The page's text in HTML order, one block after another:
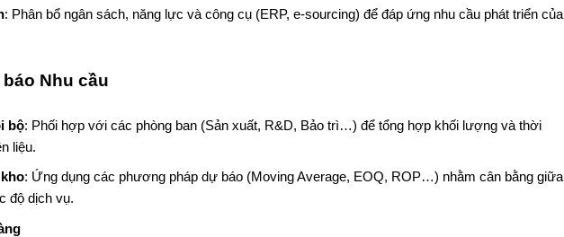
: Phân bổ ngân sách, năng lực và công cụ (ERP, e-sourcing) để đáp ứng nhu cầu phát triển của
Nhu cầu
bộ: Phối hợp với các phòng ban (Sản xuất, R&D, Bảo trì…) để tổng hợp khối lượng và thời
liệu.
: Ứng dụng các phương pháp dự báo (Moving Average, EOQ, ROP…) nhằm cân bằng giữa
độ dịch vụ.